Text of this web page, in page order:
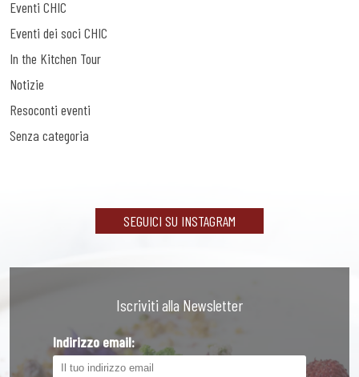
Eventi CHIC
Eventi dei soci CHIC
In the Kitchen Tour
Notizie
Resoconti eventi
Senza categoria
SEGUICI SU INSTAGRAM
Iscriviti alla Newsletter
Indirizzo email: